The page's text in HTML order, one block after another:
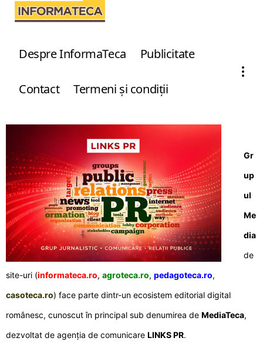
Despre InformaTeca Publicitate
Contact Termeni şi condiţii
Gr
up
ul
Me
dia
de
site-uri (informateca.ro, agroteca.ro, pedagoteca.ro,
casoteca.ro) face parte dintr-un ecosistem editorial digital
românesc, cunoscut în principal sub denumirea de MediaTeca,
dezvoltat de agenția de comunicare LINKS PR.